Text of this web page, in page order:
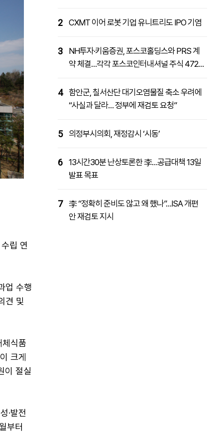
립 연
업 수행
견 및
식품
크게
이 절실
·발전
부터
2 CXMT 이어 로봇 기업 유니트리도 IPO 기염
3
NH투자·키움증권, 포스코홀딩스와 PRS 계
약 체결…각각 포스코인터내셔널 주식 4727
4
함안군, 칠서산단 대기오염물질 축소 우려에
“사실과 달라… 정부에 재검토 요청”
5 의정부시의회, 재정감시 ‘시동’
6 13시간30분 난상토론한 李…공급대책 13일
발표 목표
7 李 “정확히 준비도 않고 왜 했나”…ISA 개편
안 재검토 지시